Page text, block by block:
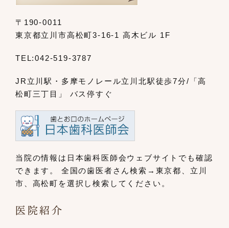
〒190-0011
東京都立川市高松町3-16-1 高木ビル 1F
TEL:042-519-3787
JR立川駅・多摩モノレール立川北駅徒歩7分/「高
松町三丁目」 バス停すぐ
当院の情報は日本歯科医師会ウェブサイト でも確認
できます。
全国の歯医者さん検索→東京都、立川
市、 高松町を選択し検索してください。
医院紹介